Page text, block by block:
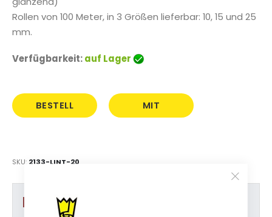
Rollen von 100 Meter, in 3 Größen lieferbar: 10, 15 und 25
mm.
Verfügbarkeit:auf Lager
BESTELL
MIT
SKU 2133-LINT-20
Produkt Optionen